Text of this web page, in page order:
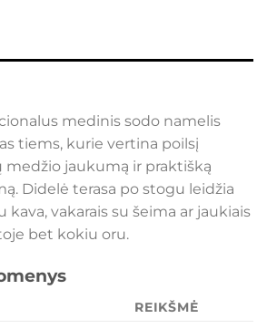
medinis sodo namelis
tiems, kurie vertina poilsį
medžio jaukumą ir praktišką
Didelė terasa po stogu leidžia
kava, vakarais su šeima ar jaukiais
bet kokiu oru.
REIKŠMĖ